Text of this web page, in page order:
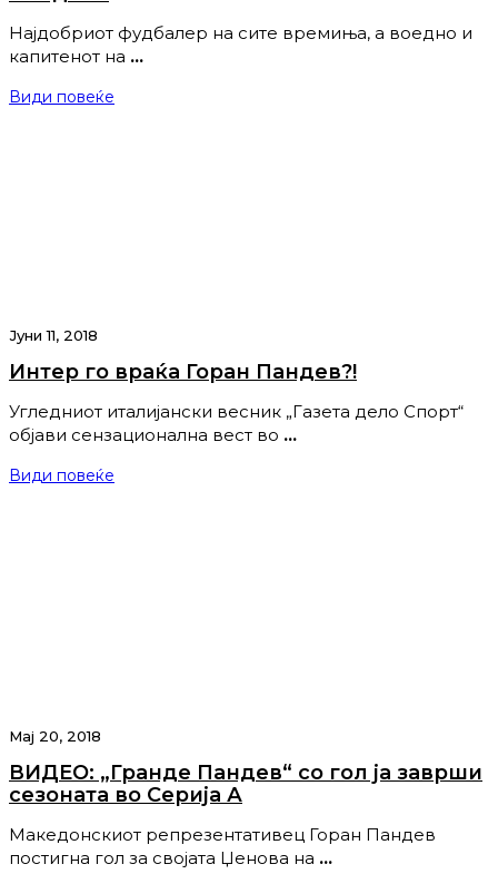
Најдобриот фудбалер на сите времиња, а воедно и
капитенот на …
Види повеќе
Јуни 11, 2018
Интер го враќа Горан Пандев?!
Угледниот италијански весник „Газета дело Спорт“
објави сензационална вест во …
Види повеќе
Мај 20, 2018
ВИДЕО: „Гранде Пандев“ со гол ја заврши
сезоната во Серија А
Македонскиот репрезентативец Горан Пандев
постигна гол за својата Џенова на …